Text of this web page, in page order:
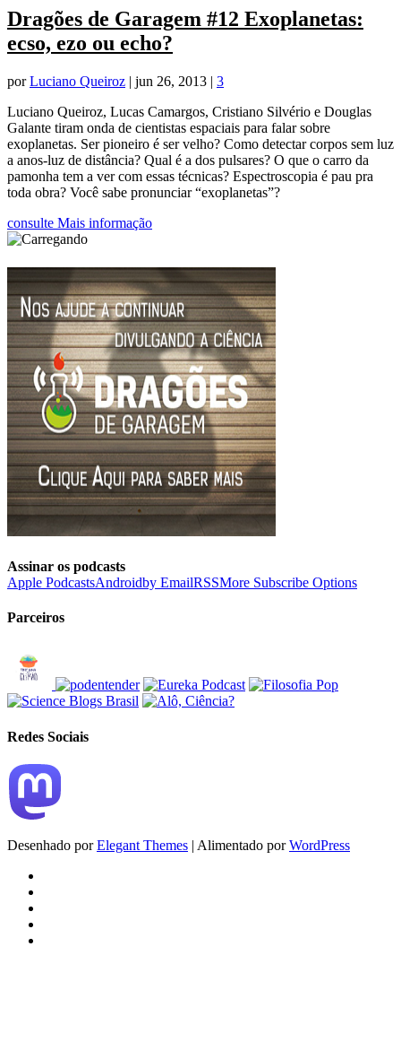
Dragões de Garagem #12 Exoplanetas:
ecso, ezo ou echo?
porLuciano Queiroz | jun 26, 2013 | 3
Luciano Queiroz, Lucas Camargos, Cristiano Silvério e Douglas
Galante tiram onda de cientistas espaciais para falar sobre
exoplanetas. Ser pioneiro é ser velho? Como detectar corpos sem luz
a anos-luz de distância? Qual é a dos pulsares? O que o carro da
pamonha tem a ver com essas técnicas? Espectroscopia é pau pra
toda obra? Você sabe pronunciar “exoplanetas”?
consulte Mais informação
Assinar os podcasts
Apple PodcastsAndroidby EmailRSSMore Subscribe Options
Parceiros
Redes Sociais
Desenhado porElegant Themes | Alimentado porWordPress